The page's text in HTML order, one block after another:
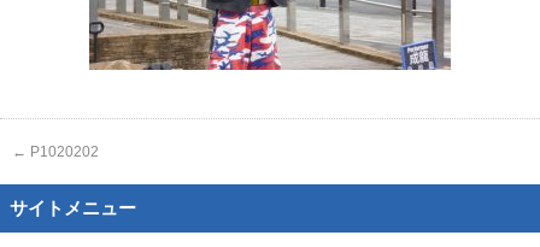
← P1020202
サイトメニュー